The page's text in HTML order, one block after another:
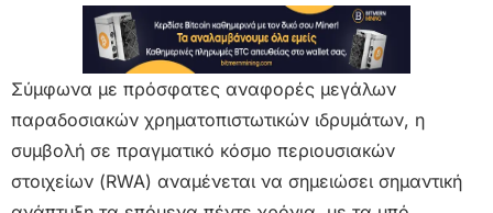
Σύμφωνα με πρόσφατες αναφορές μεγάλων
παραδοσιακών χρηματοπιστωτικών ιδρυμάτων, η
συμβολή σε πραγματικό κόσμο περιουσιακών
στοιχείων (RWA) αναμένεται να σημειώσει σημαντική